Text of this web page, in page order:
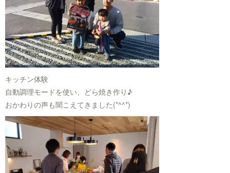
キッチン体験
自動調理モードを使い、どら焼き作り♪
おかわりの声も聞こえてきました(*^^*)